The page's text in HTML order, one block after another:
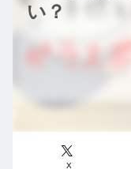
い？
X